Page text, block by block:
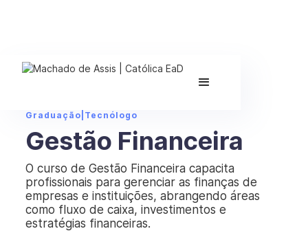
Graduação Tecnólogo
Gestão Financeira
O curso de Gestão Financeira capacita
profissionais para gerenciar as finanças de
empresas e instituições, abrangendo áreas
como fluxo de caixa, investimentos e
estratégias financeiras.